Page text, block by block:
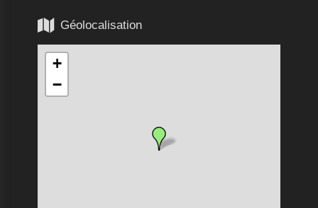
 Géolocalisation
+
−